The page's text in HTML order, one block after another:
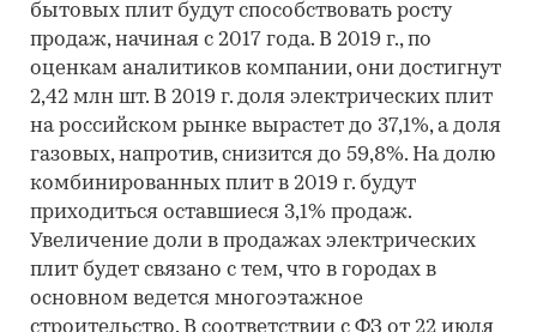
бытовых плит будут способствовать росту
продаж, начиная с 2017 года. В 2019 г., по
оценкам аналитиков компании, они достигнут
2,42 млн шт. В 2019 г. доля электрических плит
на российском рынке вырастет до 37,1%, а доля
газовых, напротив, снизится до 59,8%. На долю
комбинированных плит в 2019 г. будут
приходиться оставшиеся 3,1% продаж.
Увеличение доли в продажах электрических
плит будет связано с тем, что в городах в
основном ведется многоэтажное
строительство. В соответствии с ФЗ от 22 июля